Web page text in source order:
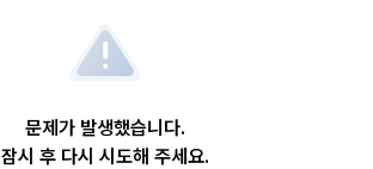
문제가 발생했습니다.
잠시 후 다시 시도해 주세요.